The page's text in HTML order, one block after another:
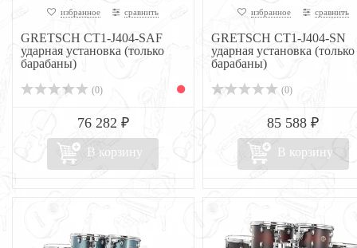
избранное сравнить
GRETSCH CT1-J404-SAF
ударная установка (только
барабаны)
(0)
76 282 ₽
В корзину
избранное сравнить
GRETSCH CT1-J404-SN
ударная установка (только
барабаны)
(0)
85 588 ₽
В корзину